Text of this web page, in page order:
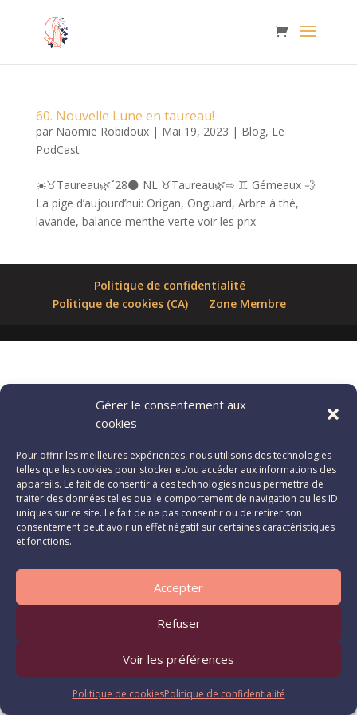
Gérer le consentement aux
cookies
Pour offrir les meilleures expériences, nous utilisons des technologies
telles que les cookies pour stocker et/ou accéder aux informations des
appareils. Le fait de consentir à ces technologies nous permettra de
traiter des données telles que le comportement de navigation ou les ID
uniques sur ce site. Le fait de ne pas consentir ou de retirer son
consentement peut avoir un effet négatif sur certaines caractéristiques
et fonctions.
Accepter
Refuser
Voir les préférences
Politique de cookiesPolitique de confidentialité
60. Nouvelle Lune en taureau!
par Naomie Robidoux| Mai 19, 2023 | Blog, Le
PodCast
☀️♉️Taureau🌿˚28🌑 NL ♉️Taureau🌿⇨ ♊️ Gémeaux 💨
La pige d’aujourd’hui: Origan, Onguard, Arbre à thé,
lavande, balance menthe verte voir les prix
Politique de confidentialité
Politique de cookies (CA)
Zone Membre